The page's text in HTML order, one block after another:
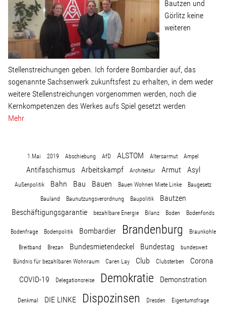
Bautzen und
Görlitz keine
weiteren
Stellenstreichungen geben. Ich fordere Bombardier auf, das
sogenannte Sachsenwerk zukunftsfest zu erhalten, in dem weder
weitere Stellenstreichungen vorgenommen werden, noch die
Kernkompetenzen des Werkes aufs Spiel gesetzt werden
Mehr
1.Mai 2019 Abschiebung AfD ALSTOM Altersarmut Ampel
Antifaschismus Arbeitskampf Architektur Armut Asyl
Außenpolitik Bahn Bau Bauen Bauen Wohnen Miete Linke
Baugesetz
Bauland
Baunutzungsverordnung Baupolitik
Bautzen
Beschäftigungsgarantie
bezahlbare Energie Bilanz Boden Bodenfonds
Bodenfrage Bodenpolitik Bombardier Brandenburg Braunkohle
Breitband Brezan Bundesmietendeckel Bundestag
bundesweit
Bündnis für bezahlbaren Wohnraum
Caren Lay Club Clubsterben
Corona
COVID-19
Delegationsreise Demokratie Demonstration
Denkmal DIE LINKE Dispozinsen Dresden Eigentumsfrage